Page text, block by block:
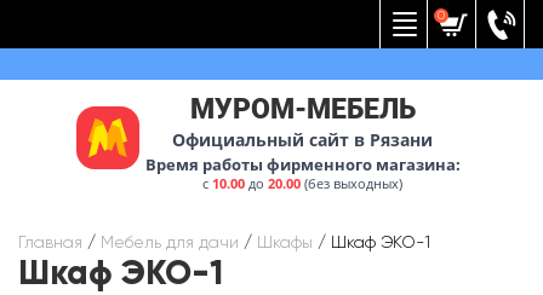
0
МУРОМ-МЕБЕЛЬ
Официальный сайт в Рязани
Время работы фирменного магазина:
с 10.00 до20.00 (без выходных)
Главная / Мебель для дачи / Шкафы / Шкаф ЭКО-1
Шкаф ЭКО-1